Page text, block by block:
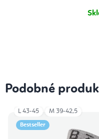
Podobné
Bestseller
L 43-45 M 39-42,5